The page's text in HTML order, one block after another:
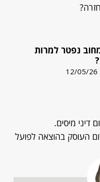
נפטר למרות
12/05/26
דיני מיסים.
העוסק בהוצאה לפועל